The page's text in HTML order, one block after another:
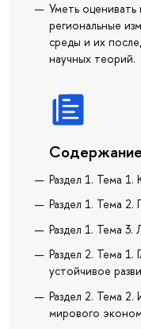
Уметь оценивать
региональные
среды и их
научных теорий.
Раздел 1. Тема 1.
Раздел 1. Тема
Раздел 1. Тема
Раздел 2. Тема 1.
устойчивое
Раздел 2. Тема 2.
мирового